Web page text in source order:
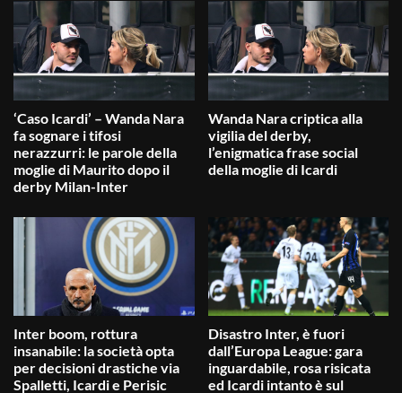
‘Caso Icardi’ – Wanda Nara
fa sognare i tifosi
nerazzurri: le parole della
moglie di Maurito dopo il
derby Milan-Inter
Wanda Nara criptica alla
vigilia del derby,
l’enigmatica frase social
della moglie di Icardi
Inter boom, rottura
insanabile: la società opta
per decisioni drastiche via
Spalletti, Icardi e Perisic
Disastro Inter, è fuori
dall’Europa League: gara
inguardabile, rosa risicata
ed Icardi intanto è sul